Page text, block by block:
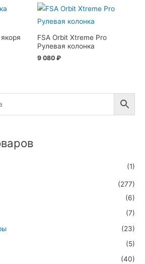
FSA Orbit Xtreme Pro
Рулевая колонка
9 080 ₽
(1)
(277)
(6)
(7)
(23)
(5)
(40)